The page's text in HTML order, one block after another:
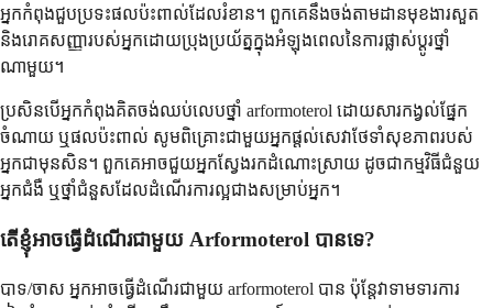
អ្នកកំពុងជួបប្រទះផលប៉ះពាល់ដែលរំខាន។ ពួកគេនឹងចង់តាមដានមុខងារសួត
និងរោគសញ្ញារបស់អ្នកដោយប្រុងប្រយ័ត្នក្នុងអំឡុងពេលនៃការផ្លាស់ប្តូរថ្នាំ
ណាមួយ។
ប្រសិនបើអ្នកកំពុងគិតចង់ឈប់លេបថ្នាំ arformoterol ដោយសារកង្វល់ផ្នែក
ចំណាយ ឬផលប៉ះពាល់ សូមពិគ្រោះជាមួយអ្នកផ្តល់សេវាថែទាំសុខភាពរបស់
អ្នកជាមុនសិន។ ពួកគេអាចជួយអ្នកស្វែងរកដំណោះស្រាយ ដូចជាកម្មវិធីជំនួយ
អ្នកជំងឺ ឬថ្នាំជំនួសដែលដំណើរការល្អជាងសម្រាប់អ្នក។
តើខ្ញុំអាចធ្វើដំណើរជាមួយ Arformoterol បានទេ?
បាទ/ចាស អ្នកអាចធ្វើដំណើរជាមួយ arformoterol បាន ប៉ុន្តែវាទាមទារការ